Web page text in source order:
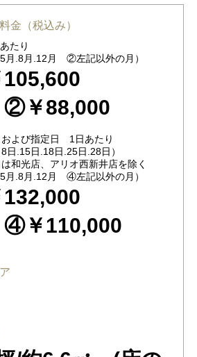
金（税込み）
たり
月.8月.12月 ②左記以外の月）
105,600
88,000
よび指定日 1日あたり
日.15日.18日.25日.28日）
和光店、アリオ西新井店を除く
月.8月.12月 ④左記以外の月）
132,000
110,000